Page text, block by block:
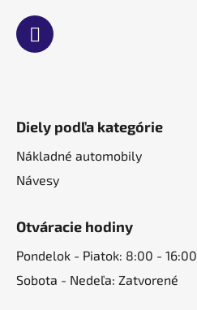
Diely podľa kategórie
Nákladné automobily
Návesy
Otváracie hodiny
Pondelok - Piatok: 8:00 - 16:00
Sobota - Nedeľa: Zatvorené